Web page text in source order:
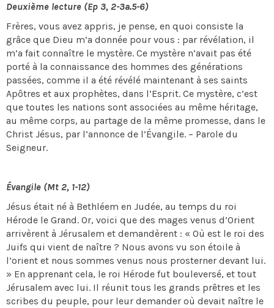
Deuxième lecture (Ep 3, 2-3a.5-6)
Frères, vous avez appris, je pense, en quoi consiste la
grâce que Dieu m’a donnée pour vous : par révélation, il
m’a fait connaître le mystère. Ce mystère n’avait pas été
porté à la connaissance des hommes des générations
passées, comme il a été révélé maintenant à ses saints
Apôtres et aux prophètes, dans l’Esprit. Ce mystère, c’est
que toutes les nations sont associées au même héritage,
au même corps, au partage de la même promesse, dans le
Christ Jésus, par l’annonce de l’Évangile. – Parole du
Seigneur.
Évangile (Mt 2, 1-12)
Jésus était né à Bethléem en Judée, au temps du roi
Hérode le Grand. Or, voici que des mages venus d’Orient
arrivèrent à Jérusalem et demandèrent : « Où est le roi des
Juifs qui vient de naître ? Nous avons vu son étoile à
l’orient et nous sommes venus nous prosterner devant lui.
» En apprenant cela, le roi Hérode fut bouleversé, et tout
Jérusalem avec lui. Il réunit tous les grands prêtres et les
scribes du peuple, pour leur demander où devait naître le